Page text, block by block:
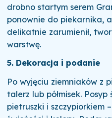
drobno startym serem
ponownie do piekarnika,
delikatnie zarumienił,
warstwę.
5. Dekoracja i podanie
Po wyjęciu ziemniaków z
talerz lub półmisek.
pietruszki i szczypiorkiem